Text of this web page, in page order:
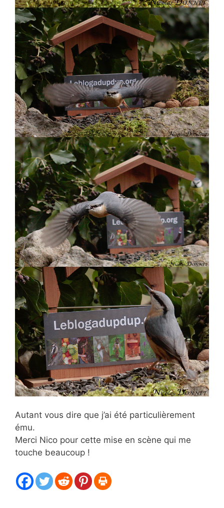
Autant vous dire que j’ai été particulièrement
ému.
Merci Nico pour cette mise en scène qui me
touche beaucoup !